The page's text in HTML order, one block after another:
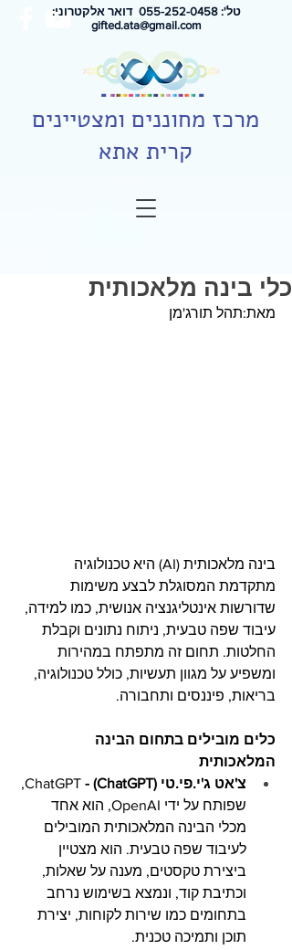
טל': 0 55-252-0458
דואר אלקטרוני:
gifted.ata@gmail.com
מרכז מחוננים ומצטיינים
קרית אתא
כלי בינה מלאכותית
מאת:תהל תורג'מן
בינה מלאכותית (AI) היא טכנולוגיה
מתקדמת המסוגלת לבצע משימות
שדורשות אינטליגנציה אנושית, כמו למידה,
עיבוד שפה טבעית, ניתוח נתונים וקבלת
החלטות. תחום זה מתפתח במהירות
ומשפיע על מגוון תעשיות, כולל טכנולוגיה,
בריאות, פיננסים ותחבורה.
כלים מובילים בתחום הבינה
המלאכותית
צ'אט ג'י.פי.טי (ChatGPT) -
ChatGPT,
שפותח על ידי OpenAI, הוא אחד
מכלי הבינה המלאכותית המובילים
לעיבוד שפה טבעית. הוא מצטיין
ביצירת טקסטים, מענה על שאלות,
וכתיבת קוד, ונמצא בשימוש נרחב
בתחומים כמו שירות לקוחות, יצירת
תוכן ותמיכה טכנית.